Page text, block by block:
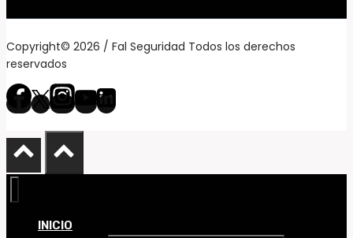
Copyright© 2026 / Fal Seguridad Todos los derechos
reservados
INICIO